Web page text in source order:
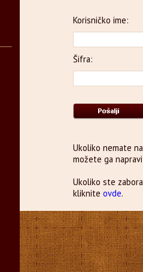
Korisničko ime:
Šifra:
Ukoliko nemate
možete ga
Ukoliko ste
klikniteovde.